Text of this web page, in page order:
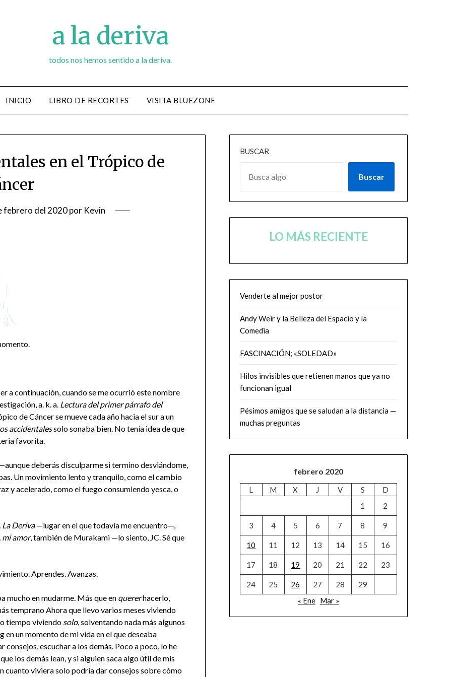
a la deriva
todos nos hemos sentido a la deriva.
INICIO LIBRO DE RECORTES VISITA BLUEZONE
en el Trópico de
febrero del 2020por Kevin
a continuación, cuando se me ocurrió este nombre
a. k. a. Lectura del primer párrafo del
de Cáncer se mueve cada año hacia el sur a un
accidentalessolo sonaba bien. No tenía idea de que
favorita.
deberás disculparme si termino desviándome,
Un movimiento lento y tranquilo, como el cambio
y acelerado, como el fuego consumiendo yesca, o
La Deriva—lugar en el que todavía me encuentro—,
mi amor, también de Murakami —lo siento, JC. Sé que
Aprendes. Avanzas.
mucho en mudarme. Más que en quererhacerlo,
temprano Ahora que llevo varios meses viviendo
tiempo viviendo solo, solventando nada más algunos
en un momento de mi vida en el que deseaba
escuchar a los demás. Poco a poco, lo he
los demás lean, y si alguien saca algo útil de mis
cuanto viviera solo podría dar consejos sobre cómo
BUSCAR
Buscar
LO MÁS RECIENTE
Venderte al mejor postor
Andy Weir y la Belleza del Espacio y la
Comedia
FASCINACIÓN; «SOLEDAD»
Hilos invisibles que retienen manos que ya no
funcionan igual
Pésimos amigos que se saludan a la distancia —
muchas preguntas
febrero 2020
L M X J V S
D
1
2
3 4 5 6 7 8 9
10 11 12 13 14 15 16
17 18 19 20 21 22 23
24 25 26 27 28
29
« Ene Mar »